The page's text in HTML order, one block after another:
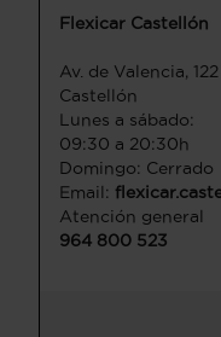
Flexicar Castellón
Av. de Valencia,
Castellón
Lunes a sábado:
09:30 a 20:30h
Domingo: Cerrado
Email:
Atención general
964 800 523